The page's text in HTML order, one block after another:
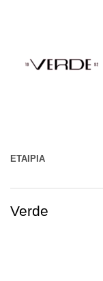
ΕΤΑΙΡΊΑ
Verde